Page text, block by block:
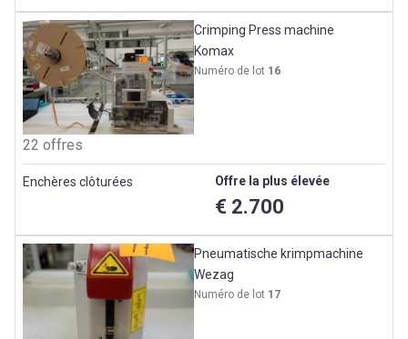
Crimping Press machine
Komax
Numéro de lot 16
22 offres
Enchères clôturées Offre la plus élevée
€ 2.700
Pneumatische krimpmachine
Wezag
Numéro de lot 17